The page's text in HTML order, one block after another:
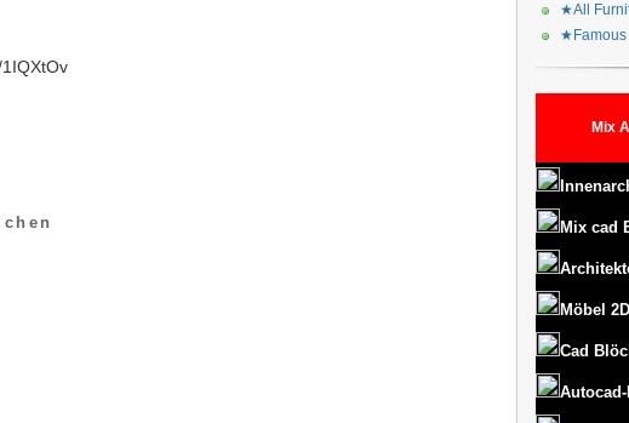
★All
★Famous
Mix
Mix cad
Möbel
Cad